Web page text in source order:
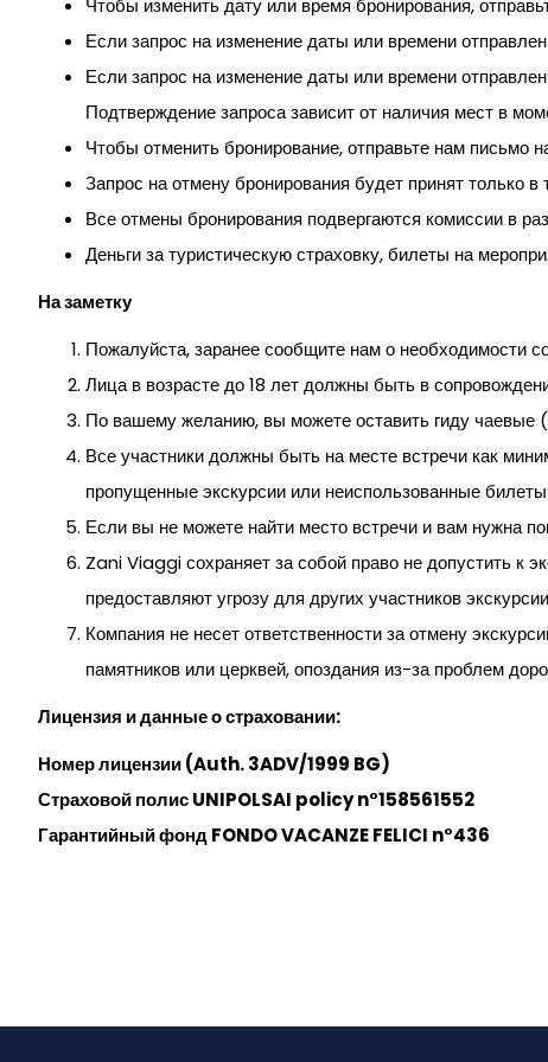
Чтобы изменить дату или время бронирования,
Если запрос на изменение даты или времени
Если запрос на изменение даты или времени
Подтверждение запроса зависит от наличия мест в
Чтобы отменить бронирование, отправьте нам письмо
Запрос на отмену бронирования будет принят только
Все отмены бронирования подвергаются комиссии в
Деньги за туристическую страховку, билеты на
На заметку
Пожалуйста, заранее сообщите нам о необходимости
Лица в возрасте до 18 лет должны быть в
По вашему желанию, вы можете оставить гиду чаевые
Все участники должны быть на месте встречи как
пропущенные экскурсии или неиспользованные
Если вы не можете найти место встречи и вам нужна
Zani Viaggi сохраняет за собой право не допустить к
предоставляют угрозу для других участников
Компания не несет ответственности за отмену
памятников или церквей, опоздания из-за проблем
Лицензия и данные о страховании:
Номер лицензии (Auth. 3ADV/1999 BG)
Страховой полис UNIPOLSAI policyn°158561552
Гарантийный фонд FONDO VACANZE FELICI n°436